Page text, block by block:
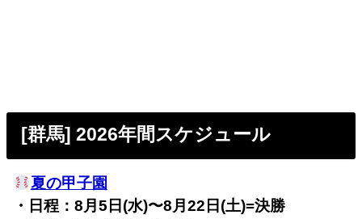
[群馬] 2026年間スケジュール
夏の甲子園
・日程：8月5日(水)〜8月22日(土)=決勝